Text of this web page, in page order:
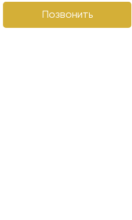
Позвонить